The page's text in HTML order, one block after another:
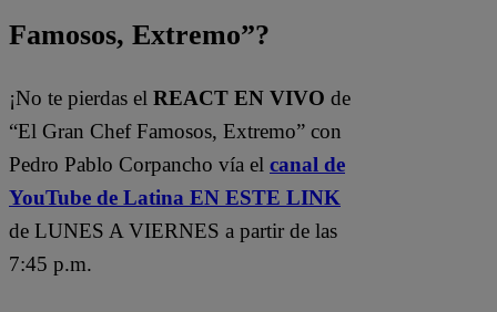
Famosos, Extremo”?
¡No te pierdas el REACT EN VIVO de
“El Gran Chef Famosos, Extremo” con
Pedro Pablo Corpancho vía el canal de
YouTube de Latina EN ESTE LINK
de LUNES A VIERNES a partir de las
7:45 p.m.